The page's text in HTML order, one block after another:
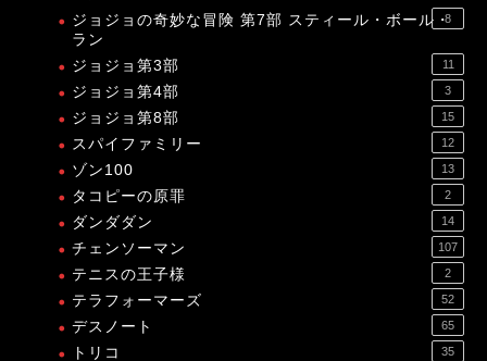
ジョジョの奇妙な冒険 第7部 スティール・ボール・
ラン
8
ジョジョ第3部 11
ジョジョ第4部 3
ジョジョ第8部 15
スパイファミリー 12
ゾン100 13
タコピーの原罪 2
ダンダダン 14
チェンソーマン 107
テニスの王子様 2
テラフォーマーズ 52
デスノート 65
トリコ 35